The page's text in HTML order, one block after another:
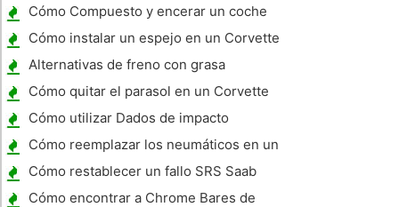
Cómo Compuesto y encerar un coche
Cómo instalar un espejo en un Corvette
1991
Alternativas de freno con grasa
Cómo quitar el parasol en un Corvette
Cómo utilizar Dados de impacto
Cómo reemplazar los neumáticos en un
1998 Suzuki X 90
Cómo restablecer un fallo SRS Saab
Cómo encontrar a Chrome Bares de